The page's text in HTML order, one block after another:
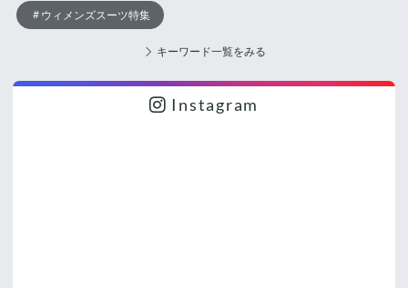
ウィメンズスーツ特集
キーワード一覧をみる
Instagram